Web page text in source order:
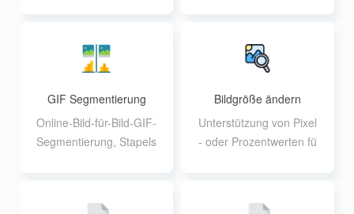
GIF Segmentierung
Online-Bild-für-Bild-GIF-
Segmentierung, Stapels
Bildgröße ändern
Unterstützung von Pixel
- oder Prozentwerten fü